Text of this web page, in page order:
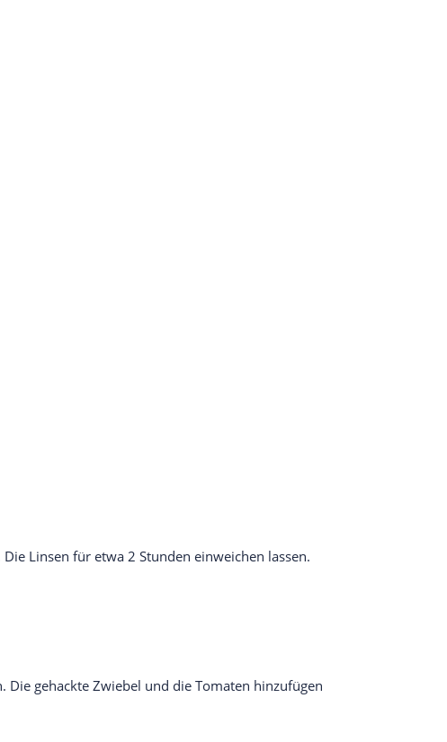
Linsen für etwa 2 Stunden einweichen lassen.
gehackte Zwiebel und die Tomaten hinzufügen